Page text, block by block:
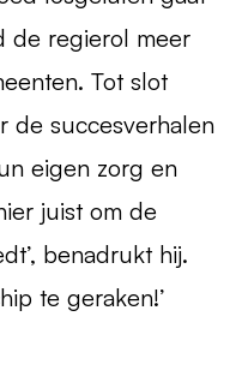
de regierol meer
Tot slot
de succesverhalen
eigen zorg en
juist om de
benadrukt hij.
te geraken!’